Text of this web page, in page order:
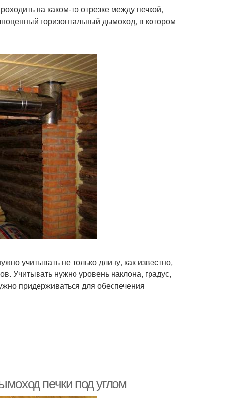
на каком-то отрезке между печкой,
горизонтальный дымоход, в котором
учитывать не только длину, как известно,
Учитывать нужно уровень наклона, градус,
придерживаться для обеспечения
печки под углом